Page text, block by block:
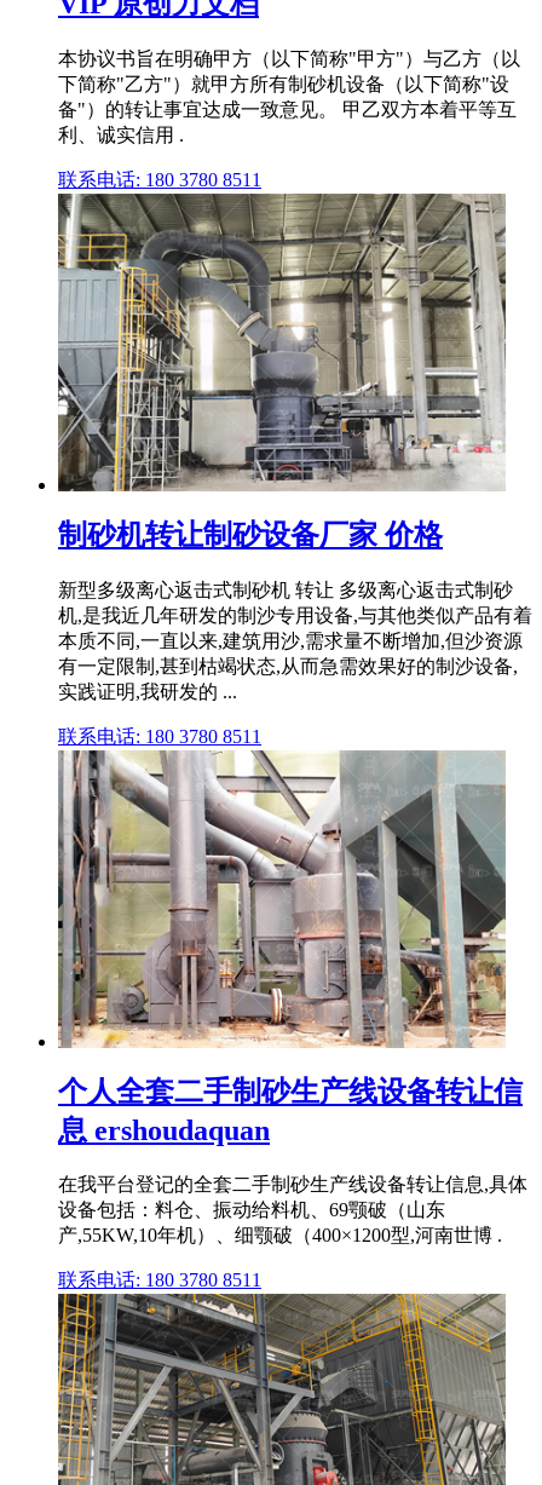
本协议书旨在明确甲方（以下简称"甲方"）与乙方（以
下简称"乙方"）就甲方所有制砂机设备（以下简称"设
备"）的转让事宜达成一致意见。 甲乙双方本着平等互
利、诚实信用 .
联系电话: 180 3780 8511
制砂机转让制砂设备厂家 价格
新型多级离心返击式制砂机 转让 多级离心返击式制砂
机,是我近几年研发的制沙专用设备,与其他类似产品有着
本质不同,一直以来,建筑用沙,需求量不断增加,但沙资源
有一定限制,甚到枯竭状态,从而急需效果好的制沙设备,
实践证明,我研发的 ...
联系电话: 180 3780 8511
个人全套二手制砂生产线设备转让信
息 ershoudaquan
在我平台登记的全套二手制砂生产线设备转让信息,具体
设备包括：料仓、振动给料机、69颚破（山东
产,55KW,10年机）、细颚破（400×1200型,河南世博 .
联系电话: 180 3780 8511